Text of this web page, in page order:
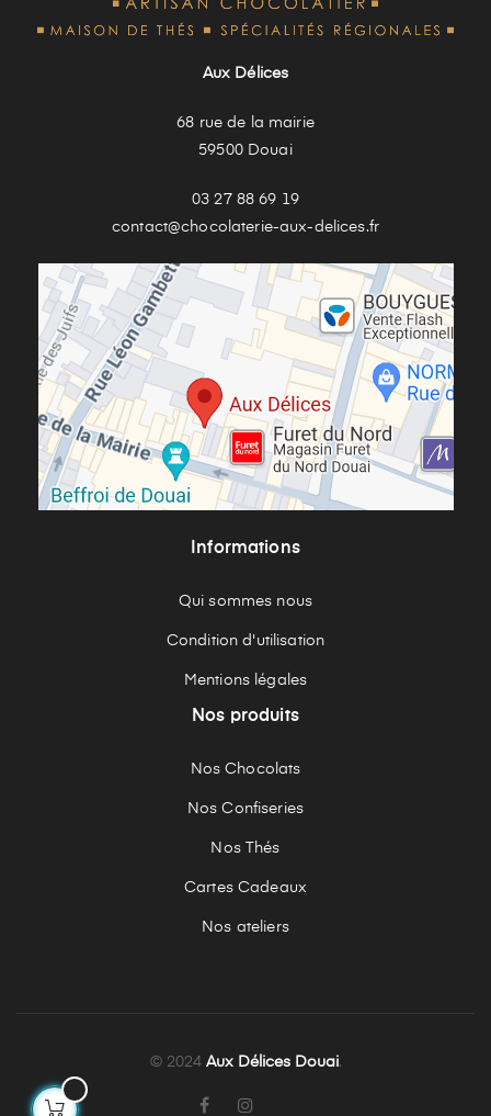
Aux Délices
68 rue de la mairie
59500 Douai
03 27 88 69 19
contact@chocolaterie-aux-delices.fr
Informations
Qui sommes nous
Condition d'utilisation
Mentions légales
Nos produits
Nos Chocolats
Nos Confiseries
Nos Thés
Cartes Cadeaux
Nos ateliers
© 2024 Aux Délices Douai.
Facebook